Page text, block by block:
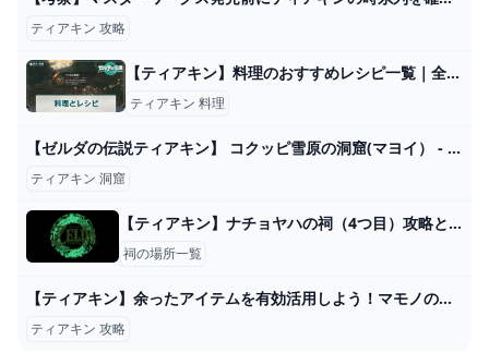
ティアキン 攻略
【ティアキン】料理のおすすめレシピ一覧｜全228種の作り方【ゼルダの伝説ティアーズオブザキングダム】 - 神ゲー攻略
ティアキン 料理
【ゼルダの伝説ティアキン】 コクッピ雪原の洞窟(マヨイ） - YouTube
ティアキン 洞窟
【ティアキン】ナチョヤハの祠（4つ目）攻略と行き方｜戻る力【ゼルダの伝説ティアーズオブザキングダム】
祠の場所一覧
【ティアキン】余ったアイテムを有効活用しよう！マモノの面白い倒し方8選【ゼルダの伝説ティアーズオブザキングダム/ティアキン】【ゆっくり解説】 - YouTube
ティアキン 攻略